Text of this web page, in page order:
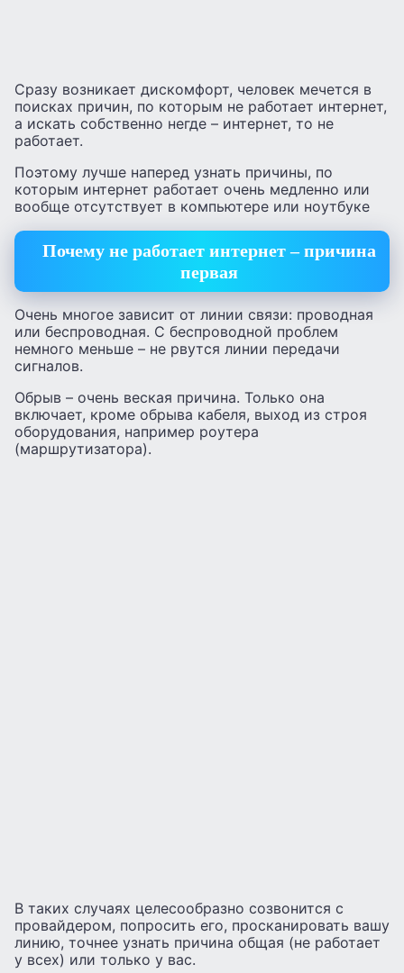
Сразу возникает дискомфорт, человек мечется в
поисках причин, по которым не работает интернет,
а искать собственно негде – интернет, то не
работает.
Поэтому лучше наперед узнать причины, по
которым интернет работает очень медленно или
вообще отсутствует в компьютере или ноутбуке
Почему не работает интернет – причина
первая
Очень многое зависит от линии связи: проводная
или беспроводная. С беспроводной проблем
немного меньше – не рвутся линии передачи
сигналов.
Обрыв – очень веская причина. Только она
включает, кроме обрыва кабеля, выход из строя
оборудования, например роутера
(маршрутизатора).
В таких случаях целесообразно созвонится с
провайдером, попросить его, просканировать вашу
линию, точнее узнать причина общая (не работает
у всех) или только у вас.